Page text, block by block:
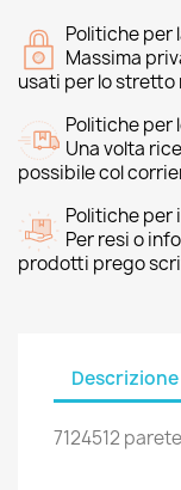
Politiche per
Massima
usati per lo stretto
Politiche per
Una volta
possibile col
Politiche per
Per resi o
prodotti prego
Descrizione
7124512